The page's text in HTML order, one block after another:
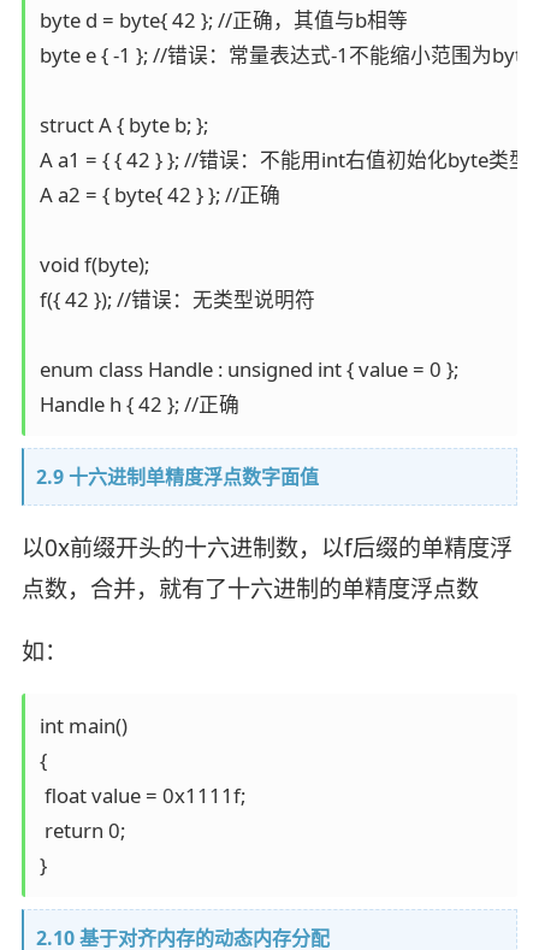
byte d = byte{ 42 }; //正确，其值与b相等
byte e { -1 }; //错误：常量表达式-1不能缩小范围为byte
struct A { byte b; };
A a1 = { { 42 } }; //错误：不能用int右值初始化byte类型
A a2 = { byte{ 42 } }; //正确
void f(byte);
f({ 42 }); //错误：无类型说明符
enum class Handle : unsigned int { value = 0 };
2.9 十六进制单精度浮点数字面值
以0x前缀开头的十六进制数，以f后缀的单精度浮
点数，合并，就有了十六进制的单精度浮点数
如：
int main()
{
float value = 0x1111f;
return 0;
}
2.10 基于对齐内存的动态内存分配